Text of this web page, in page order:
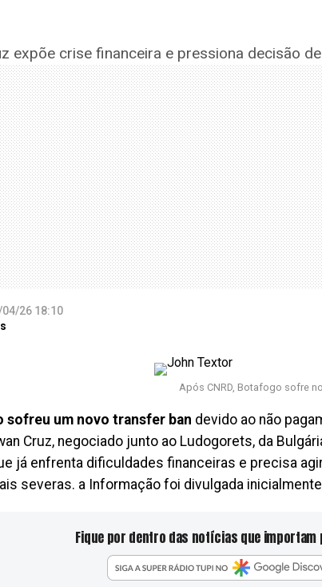
expõe crise financeira e pressiona decisão
04/26 18:10
Após CNRD, Botafogo sofre
sofreu um novo transfer ban devido ao não
Cruz, negociado junto ao Ludogorets, da
já enfrenta dificuldades financeiras e precisa
severas. a Informação foi divulgada
Fique por dentro das notícias que importam